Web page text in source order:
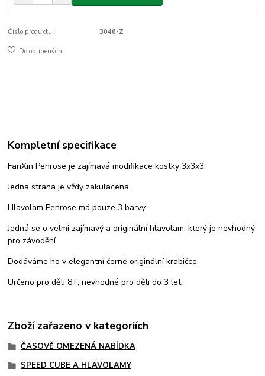
Číslo produktu: 3046-Z
Do oblíbených
Kompletní specifikace
FanXin Penrose je zajímavá modifikace kostky 3x3x3.
Jedna strana je vždy zakulacena.
Hlavolam Penrose má pouze 3 barvy.
Jedná se o velmi zajímavý a originální hlavolam, který je nevhodný
pro závodění.
Dodáváme ho v elegantní černé originální krabičce.
Určeno pro děti 8+, nevhodné pro děti do 3 let.
Zboží zařazeno v kategoriích
ČASOVĚ OMEZENÁ NABÍDKA
SPEED CUBE A HLAVOLAMY